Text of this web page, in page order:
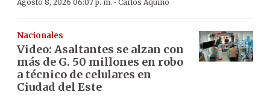
Agosto 8, 2026 06:07 p. m. · Carlos Aquino
Nacionales
Video: Asaltantes se alzan con
más de G. 50 millones en robo
a técnico de celulares en
Ciudad del Este